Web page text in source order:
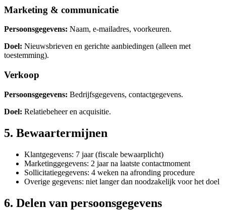
Marketing & communicatie
Persoonsgegevens: Naam, e-mailadres, voorkeuren.
Doel: Nieuwsbrieven en gerichte aanbiedingen (alleen met
toestemming).
Verkoop
Persoonsgegevens: Bedrijfsgegevens, contactgegevens.
Doel: Relatiebeheer en acquisitie.
5. Bewaartermijnen
Klantgegevens: 7 jaar (fiscale bewaarplicht)
Marketinggegevens: 2 jaar na laatste contactmoment
Sollicitatiegegevens: 4 weken na afronding procedure
Overige gegevens: niet langer dan noodzakelijk voor het doel
6. Delen van persoonsgegevens